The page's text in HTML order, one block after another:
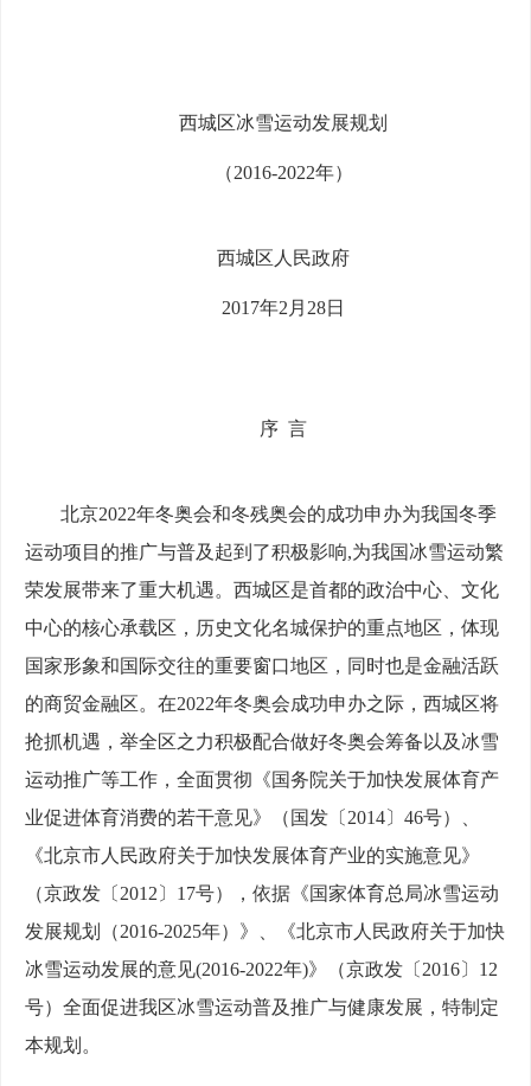
西城区冰雪运动发展规划
（2016-2022年）
西城区人民政府
2017年2月28日
序 言
北京2022年冬奥会和冬残奥会的成功申办为我国冬季
运动项目的推广与普及起到了积极影响,为我国冰雪运动繁
荣发展带来了重大机遇。西城区是首都的政治中心、文化
中心的核心承载区，历史文化名城保护的重点地区，体现
国家形象和国际交往的重要窗口地区，同时也是金融活跃
的商贸金融区。在2022年冬奥会成功申办之际，西城区将
抢抓机遇，举全区之力积极配合做好冬奥会筹备以及冰雪
运动推广等工作，全面贯彻《国务院关于加快发展体育产
业促进体育消费的若干意见》（国发〔2014〕46号）、
《北京市人民政府关于加快发展体育产业的实施意见》
（京政发〔2012〕17号），依据《国家体育总局冰雪运动
发展规划（2016-2025年）》、《北京市人民政府关于加快
冰雪运动发展的意见(2016-2022年)》（京政发〔2016〕12
号）全面促进我区冰雪运动普及推广与健康发展，特制定
本规划。